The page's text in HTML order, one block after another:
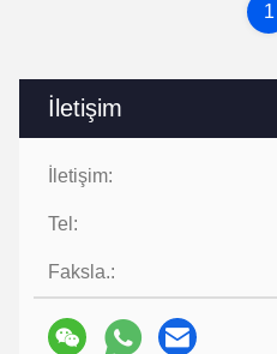
İletişim
İletişim:
Tel:
Faksla.:
1